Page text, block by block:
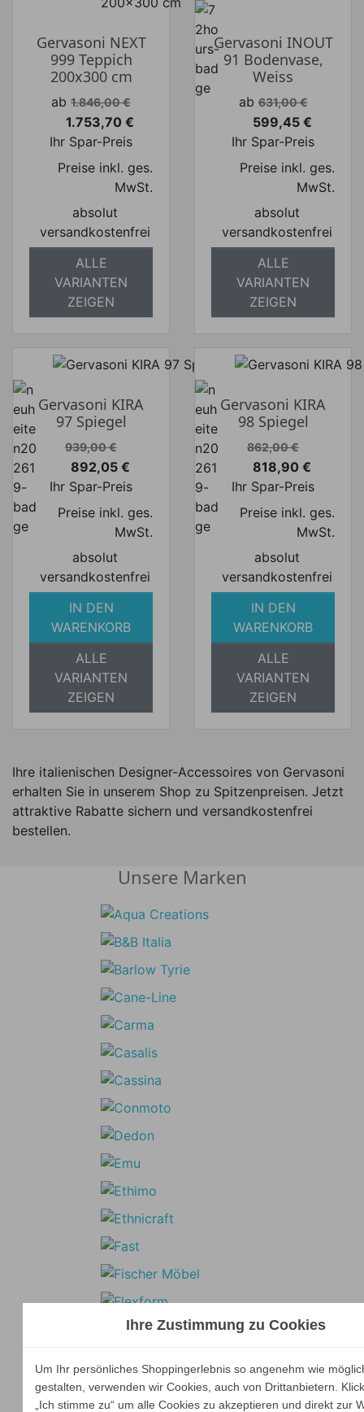
Gervasoni NEXT
999 Teppich
200x300 cm
Verkaufspreis
ab 1.846,00 €
Preis
1.753,70 €
Ihr Spar-Preis
Preise inkl. ges.
MwSt.
absolut
versandkostenfrei
ALLE
VARIANTEN
ZEIGEN
Gervasoni INOUT
91 Bodenvase,
Weiss
Verkaufspreis
ab 631,00 €
Preis
599,45 €
Ihr Spar-Preis
Preise inkl. ges.
MwSt.
absolut
versandkostenfrei
ALLE
VARIANTEN
ZEIGEN
Gervasoni KIRA
97 Spiegel
Verkaufspreis
939,00 €
Preis
892,05 €
Ihr Spar-Preis
Preise inkl. ges.
MwSt.
absolut
versandkostenfrei
IN DEN
WARENKORB
ALLE
VARIANTEN
ZEIGEN
Gervasoni KIRA
98 Spiegel
Verkaufspreis
862,00 €
Preis
818,90 €
Ihr Spar-Preis
Preise inkl. ges.
MwSt.
absolut
versandkostenfrei
IN DEN
WARENKORB
ALLE
VARIANTEN
ZEIGEN
Ihre italienischen Designer-Accessoires von Gervasoni
erhalten Sie in unserem Shop zu Spitzenpreisen. Jetzt
attraktive Rabatte sichern und versandkostenfrei
bestellen.
Unsere Marken
Ihre Zustimmung zu Cookies
Um Ihr persönliches Shoppingerlebnis so angenehm wie
gestalten, verwenden wir Cookies, auch von Drittanbietern.
„Ich stimme zu“ um alle Cookies zu akzeptieren und direkt zur